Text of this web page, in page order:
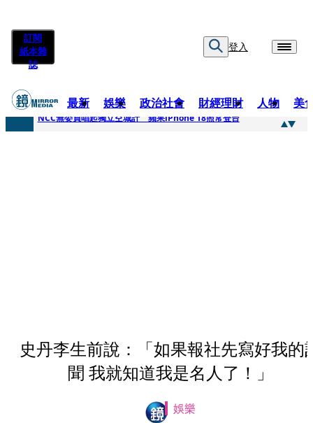
訂閱
紙本雜
誌
登入
最新 娛樂 政治社會 財經理財 人物 美
快訊
NCC無委員唱起獨立空城計 蘋果iPhone 18照常登台
史丹李生前說：「如果報社先寫好我的
聞 我就知道我是名人了！」
娛樂